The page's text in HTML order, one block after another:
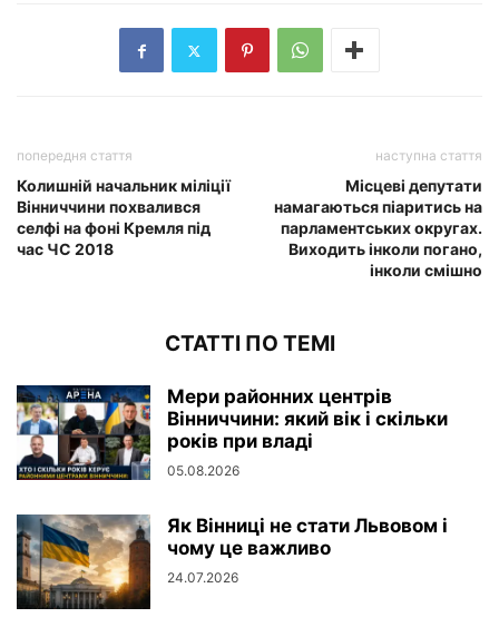
попередня стаття
Колишній начальник міліції
Вінниччини похвалився
селфі на фоні Кремля під
час ЧС 2018
наступна стаття
Місцеві депутати
намагаються піаритись на
парламентських округах.
Виходить інколи погано,
інколи смішно
СТАТТІ ПО ТЕМІ
Мери районних центрів
Вінниччини: який вік і скільки
років при владі
05.08.2026
Як Вінниці не стати Львовом і
чому це важливо
24.07.2026